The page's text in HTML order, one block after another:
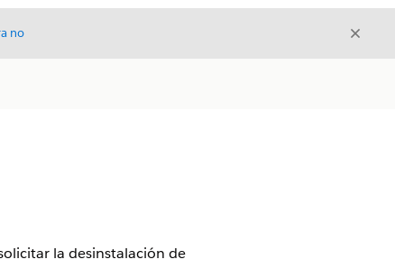
no Cerrar
la desinstalación de